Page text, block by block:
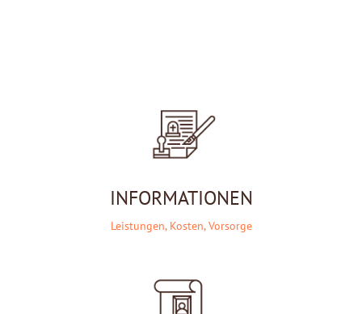
INFORMATIONEN
Leistungen, Kosten, Vorsorge